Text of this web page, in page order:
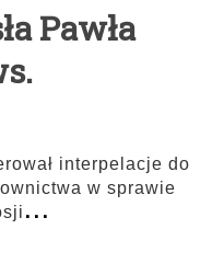
Pawła
interpelacje do
w sprawie
...